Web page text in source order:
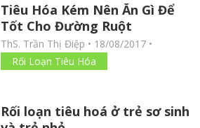
Tiêu Hóa Kém Nên Ăn Gì Để
Tốt Cho Đường Ruột
ThS. Trần Thị Điệp • 18/08/2017•
Rối Loạn Tiêu Hóa
Rối loạn tiêu hoá ở trẻ sơ sinh